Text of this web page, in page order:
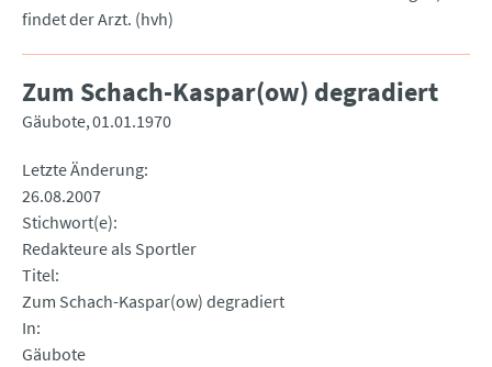
findet der Arzt. (hvh)
Zum Schach-Kaspar(ow) degradiert
Gäubote 01.01.1970
Letzte Änderung
26.08.2007
Stichwort(e)
Redakteure als Sportler
Titel
Zum Schach-Kaspar(ow) degradiert
In
Gäubote